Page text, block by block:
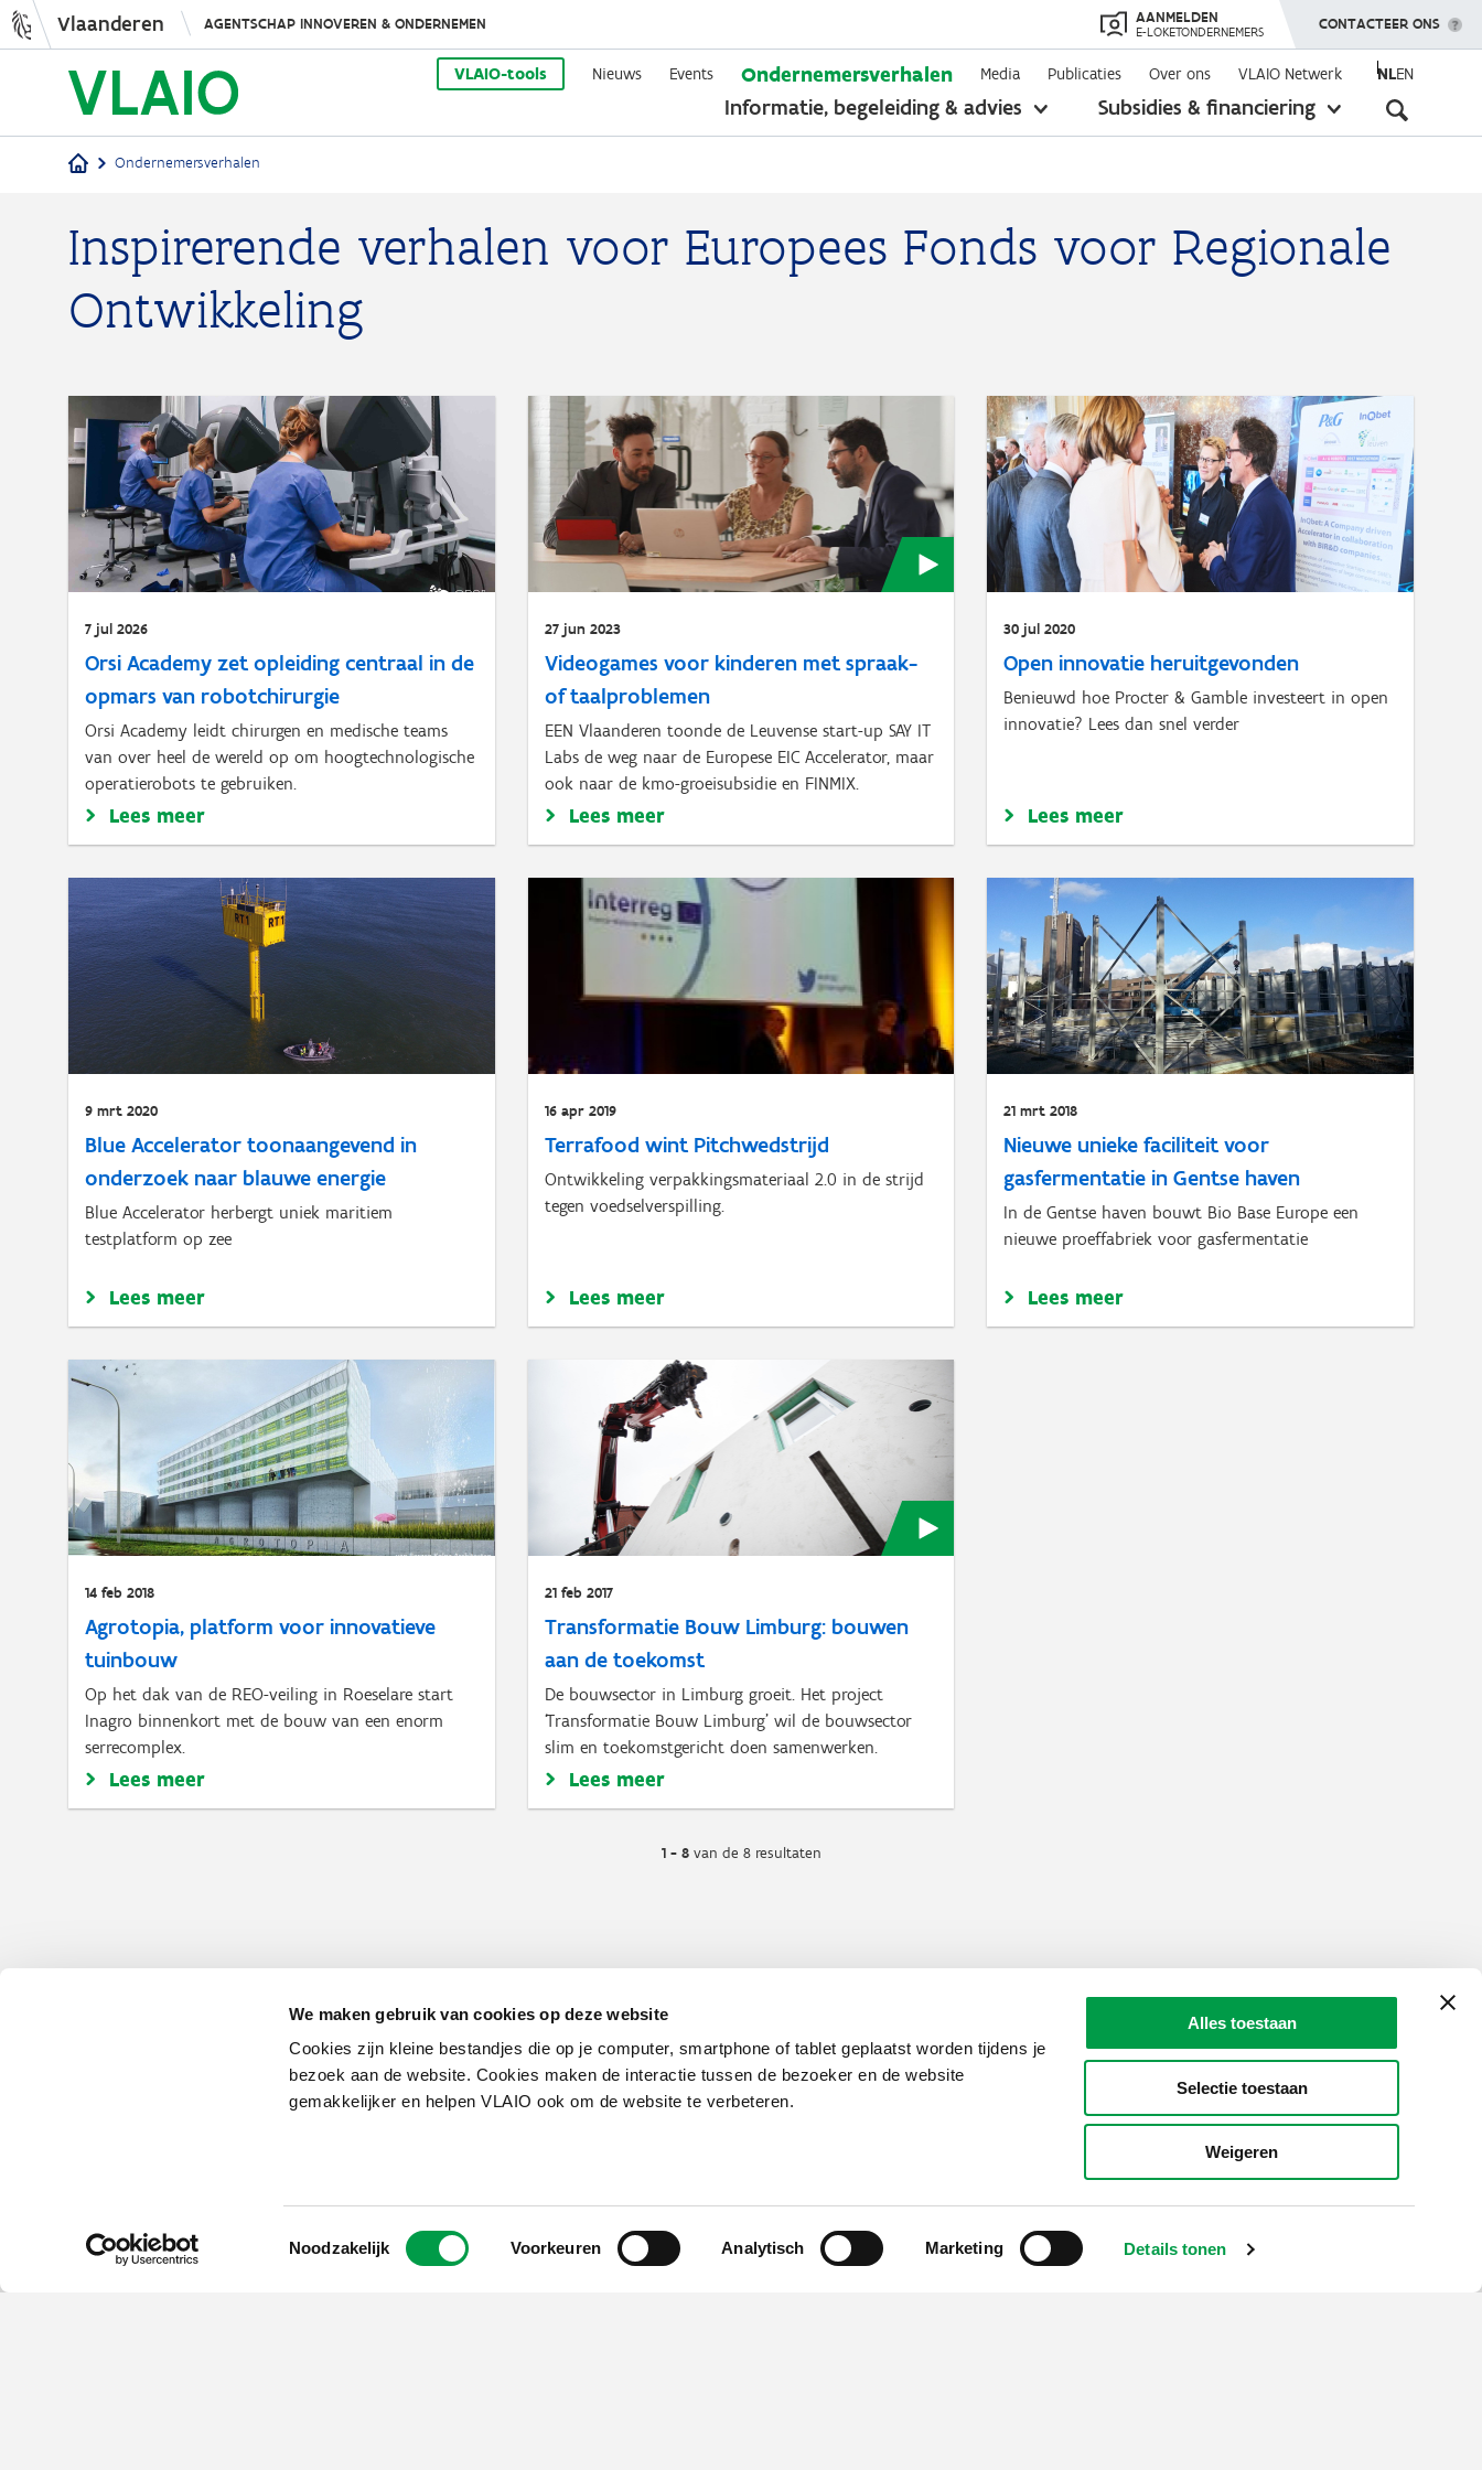
We maken gebruik van cookies op deze website
Cookies zijn kleine bestandjes die op je computer, smartphone of tablet geplaatst worden tijdens je
bezoek aan de website. Cookies maken de interactie tussen de bezoeker en de website
gemakkelijker en helpen VLAIO ook om de website te verbeteren.
Toestemmingsselectie
Noodzakelijk Voorkeuren Analytisch Marketing Details tonen
Alles toestaan
Selectie toestaan
Weigeren
Overslaan
en
naar
de
Vlaanderen AGENTSCHAP INNOVEREN & ONDERNEMEN AANMELDEN
E-LOKETONDERNEMERS TOON MENU
CONTACTEER ONS
VLAIO-tools Nieuws Events Ondernemersverhalen Media Publicaties Over ons VLAIO Netwerk NLEN
Informatie, begeleiding & advies
toon
Subsidies & financiering
toon
Kruimelpad
Ondernemersverhalen
Inspirerende verhalen voor Europees Fonds voor Regionale
Ontwikkeling
7 jul 2026
Orsi Academy zet opleiding centraal in de
opmars van robotchirurgie
Orsi Academy leidt chirurgen en medische teams
van over heel de wereld op om hoogtechnologische
operatierobots te gebruiken.
Lees meer
27 jun 2023
Videogames voor kinderen met spraak-
of taalproblemen
EEN Vlaanderen toonde de Leuvense start-up SAY IT
Labs de weg naar de Europese EIC Accelerator, maar
ook naar de kmo-groeisubsidie en FINMIX.
Lees meer
30 jul 2020
Open innovatie heruitgevonden
Benieuwd hoe Procter & Gamble investeert in open
innovatie? Lees dan snel verder
Lees meer
9 mrt 2020
Blue Accelerator toonaangevend in
onderzoek naar blauwe energie
Blue Accelerator herbergt uniek maritiem
testplatform op zee
Lees meer
16 apr 2019
Terrafood wint Pitchwedstrijd
Ontwikkeling verpakkingsmateriaal 2.0 in de strijd
tegen voedselverspilling.
Lees meer
21 mrt 2018
Nieuwe unieke faciliteit voor
gasfermentatie in Gentse haven
In de Gentse haven bouwt Bio Base Europe een
nieuwe proeffabriek voor gasfermentatie
Lees meer
14 feb 2018
Agrotopia, platform voor innovatieve
tuinbouw
Op het dak van de REO-veiling in Roeselare start
Inagro binnenkort met de bouw van een enorm
serrecomplex.
Lees meer
21 feb 2017
Transformatie Bouw Limburg: bouwen
aan de toekomst
De bouwsector in Limburg groeit. Het project
‘Transformatie Bouw Limburg’ wil de bouwsector
slim en toekomstgericht doen samenwerken.
Lees meer
1 - 8van de 8 resultaten